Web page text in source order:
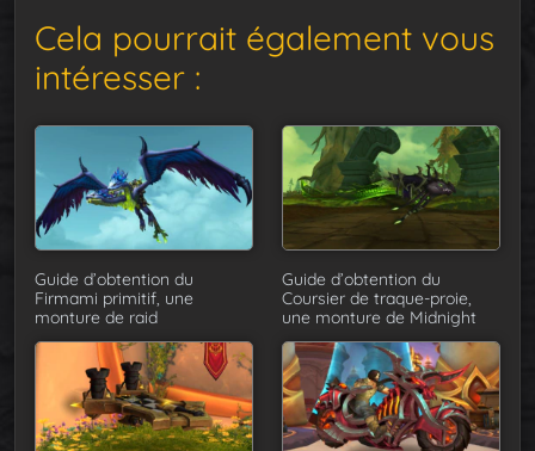
Cela pourrait également vous
intéresser :
Guide d’obtention du
Firmami primitif, une
monture de raid
Guide d’obtention du
Coursier de traque-proie,
une monture de Midnight